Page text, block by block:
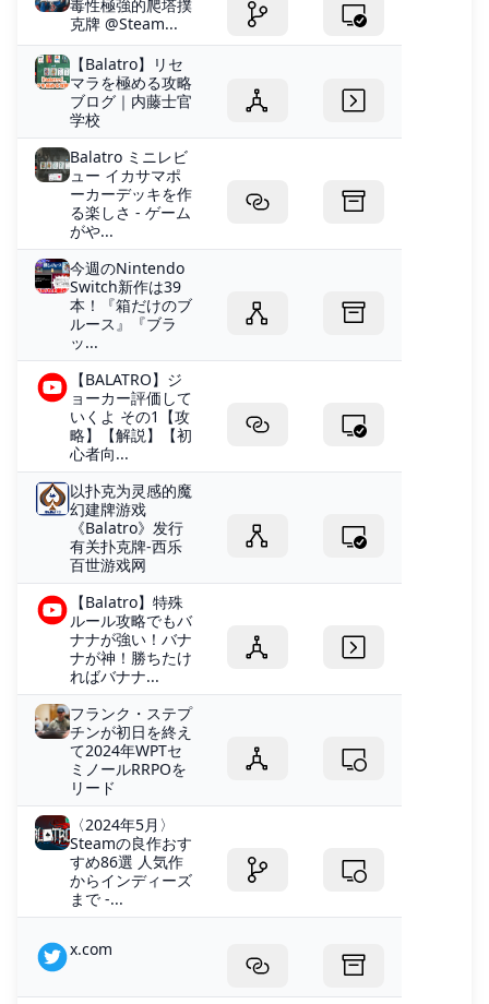
毒性極強的爬塔撲
克牌 @Steam...
【Balatro】リセ
マラを極める攻略
ブログ｜内藤士官
学校
Balatro ミニレビ
ュー イカサマポ
ーカーデッキを作
る楽しさ - ゲーム
がや...
今週のNintendo
Switch新作は39
本！『箱だけのブ
ルース』『ブラ
ッ...
【BALATRO】ジ
ョーカー評価して
いくよ その1【攻
略】【解説】【初
心者向...
以扑克为灵感的魔
幻建牌游戏
《Balatro》发行
有关扑克牌-西乐
百世游戏网
【Balatro】特殊
ルール攻略でもバ
ナナが強い！バナ
ナが神！勝ちたけ
ればバナナ...
フランク・ステプ
チンが初日を終え
て2024年WPTセ
ミノールRRPOを
リード
〈2024年5月〉
Steamの良作おす
すめ86選 人気作
からインディーズ
まで -...
x.com